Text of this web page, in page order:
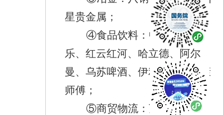
星贵金属；
④食品饮料： 中粮可口可
乐、红云红河、哈立德、阿尔
曼、乌苏啤酒、伊利、蒙牛、康
师傅；
⑤商贸物流：万达、宝能、